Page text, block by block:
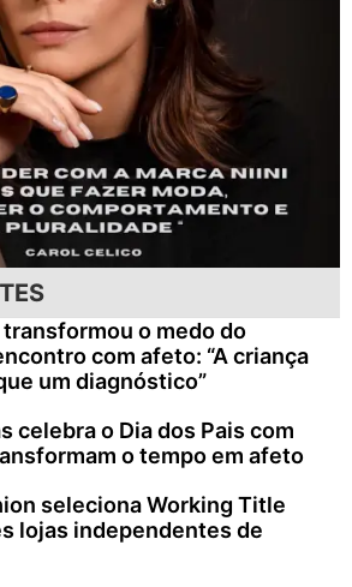
o medo do
com afeto: “A criança
um diagnóstico”
celebra o Dia dos Pais com
o tempo em afeto
seleciona Working Title
lojas independentes de